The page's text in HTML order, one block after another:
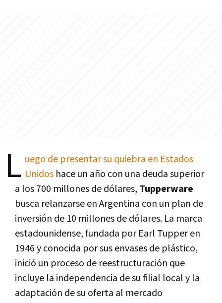
L uego de presentar su quiebra en Estados
Unidos hace un año con una deuda superior
a los 700 millones de dólares, Tupperware
busca relanzarse en Argentina con un plan de
inversión de 10 millones de dólares. La marca
estadounidense, fundada por Earl Tupper en
1946 y conocida por sus envases de plástico,
inició un proceso de reestructuración que
incluye la independencia de su filial local y la
adaptación de su oferta al mercado